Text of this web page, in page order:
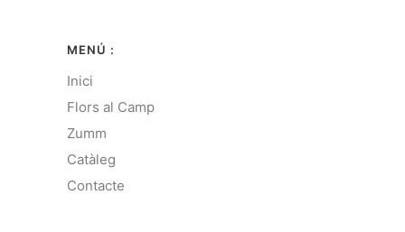
MENÚ :
Inici
Flors al Camp
Zumm
Catàleg
Contacte